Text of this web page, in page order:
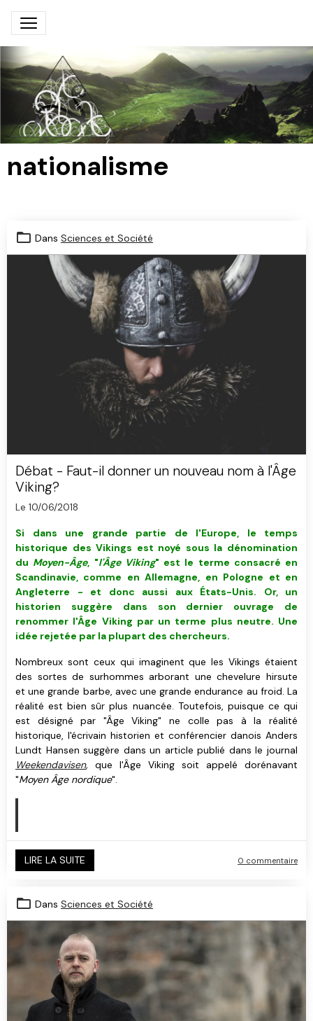
nationalisme
Dans Sciences et Société
Débat - Faut-il donner un nouveau nom à l'Âge
Viking?
Le 10/06/2018
Si dans une grande partie de l'Europe, le temps
historique des Vikings est noyé sous la dénomination
du Moyen-Âge, "l'Âge Viking" est le terme consacré en
Scandinavie, comme en Allemagne, en Pologne et en
Angleterre - et donc aussi aux États-Unis. Or, un
historien suggère dans son dernier ouvrage de
renommer l'Âge Viking par un terme plus neutre. Une
idée rejetée par la plupart des chercheurs.
Nombreux sont ceux qui imaginent que les Vikings étaient
des sortes de surhommes arborant une chevelure hirsute
et une grande barbe, avec une grande endurance au froid. La
réalité est bien sûr plus nuancée. Toutefois, puisque ce qui
est désigné par "Âge Viking" ne colle pas à la réalité
historique, l'écrivain historien et conférencier danois Anders
Lundt Hansen suggère dans un article publié dans le journal
Weekendavisen, que l'Âge Viking soit appelé dorénavant
"Moyen Âge nordique".
LIRE LA SUITE 0 commentaire
Dans Sciences et Société